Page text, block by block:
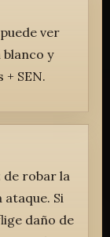
ver
y
SEN.
de robar la
Si
daño de